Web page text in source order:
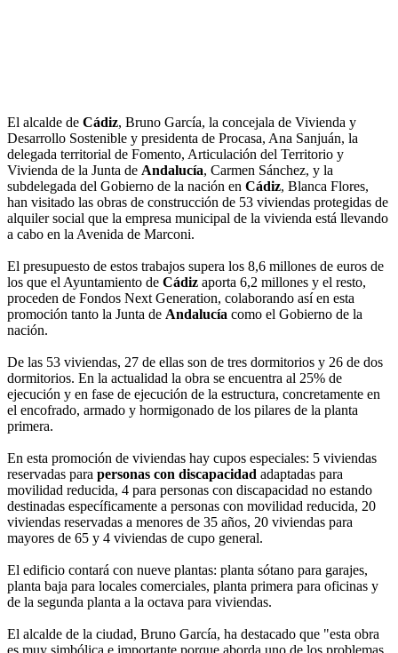
El alcalde de Cádiz, Bruno García, la concejala de Vivienda y
Desarrollo Sostenible y presidenta de Procasa, Ana Sanjuán, la
delegada territorial de Fomento, Articulación del Territorio y
Vivienda de la Junta de Andalucía, Carmen Sánchez, y la
subdelegada del Gobierno de la nación en Cádiz, Blanca Flores,
han visitado las obras de construcción de 53 viviendas protegidas de
alquiler social que la empresa municipal de la vivienda está llevando
a cabo en la Avenida de Marconi.
El presupuesto de estos trabajos supera los 8,6 millones de euros de
los que el Ayuntamiento de Cádiz aporta 6,2 millones y el resto,
proceden de Fondos Next Generation, colaborando así en esta
promoción tanto la Junta de Andalucía como el Gobierno de la
nación.
De las 53 viviendas, 27 de ellas son de tres dormitorios y 26 de dos
dormitorios. En la actualidad la obra se encuentra al 25% de
ejecución y en fase de ejecución de la estructura, concretamente en
el encofrado, armado y hormigonado de los pilares de la planta
primera.
En esta promoción de viviendas hay cupos especiales: 5 viviendas
reservadas para personas con discapacidad adaptadas para
movilidad reducida, 4 para personas con discapacidad no estando
destinadas específicamente a personas con movilidad reducida, 20
viviendas reservadas a menores de 35 años, 20 viviendas para
mayores de 65 y 4 viviendas de cupo general.
El edificio contará con nueve plantas: planta sótano para garajes,
planta baja para locales comerciales, planta primera para oficinas y
de la segunda planta a la octava para viviendas.
El alcalde de la ciudad, Bruno García, ha destacado que "esta obra